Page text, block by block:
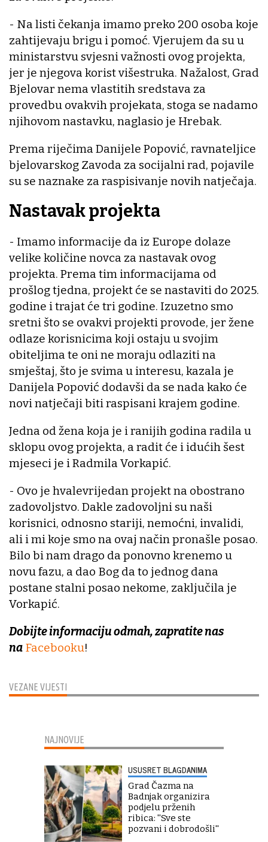
VEZANE VIJESTI
- Na listi čekanja imamo preko 200 osoba koje
zahtijevaju brigu i pomoć. Vjerujem da su u
ministarstvu svjesni važnosti ovog projekta,
jer je njegova korist višestruka. Nažalost, Grad
Bjelovar nema vlastitih sredstava za
provedbu ovakvih projekata, stoga se nadamo
njihovom nastavku, naglasio je Hrebak.
Prema riječima Danijele Popović, ravnateljice
bjelovarskog Zavoda za socijalni rad, pojavile
su se naznake za raspisivanje novih natječaja.
Nastavak projekta
- Imamo informacije da iz Europe dolaze
velike količine novca za nastavak ovog
projekta. Prema tim informacijama od
prošlog tjedna, projekt će se nastaviti do 2025.
godine i trajat će tri godine. Izuzetno smo
sretni što se ovakvi projekti provode, jer žene
odlaze korisnicima koji ostaju u svojim
obiteljima te oni ne moraju odlaziti na
smještaj, što je svima u interesu, kazala je
Danijela Popović dodavši da se nada kako će
novi natječaji biti raspisani krajem godine.
Jedna od žena koja je i ranijih godina radila u
sklopu ovog projekta, a radit će i idućih šest
mjeseci je i Radmila Vorkapić.
- Ovo je hvalevrijedan projekt na obostrano
zadovoljstvo. Dakle zadovoljni su naši
korisnici, odnosno stariji, nemoćni, invalidi,
ali i mi koje smo na ovaj način pronašle posao.
Bilo bi nam drago da ponovno krenemo u
novu fazu, a dao Bog da to jednog dana
postane stalni posao nekome, zaključila je
Vorkapić.
Dobijte informaciju odmah, zapratite nas
na Facebooku!
NAJNOVIJE
USUSRET BLAGDANIMA
Grad Čazma na
Badnjak organizira
podjelu prženih
ribica: ''Sve ste
pozvani i dobrodošli''